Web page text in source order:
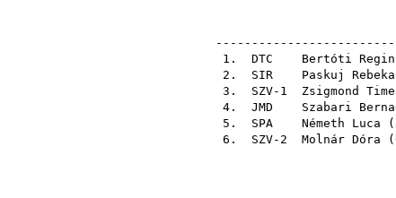
1. DTC Bertóti
2. SIR Paskuj Rebeka
3. SZV-1 Zsigmond
4. JMD Szabari
5. SPA Németh Luca (
6. SZV-2 Molnár Dóra (